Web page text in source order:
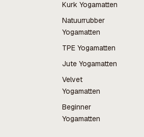
Kurk Yogamatten
Natuurrubber
Yogamatten
TPE Yogamatten
Jute Yogamatten
Velvet
Yogamatten
Beginner
Yogamatten